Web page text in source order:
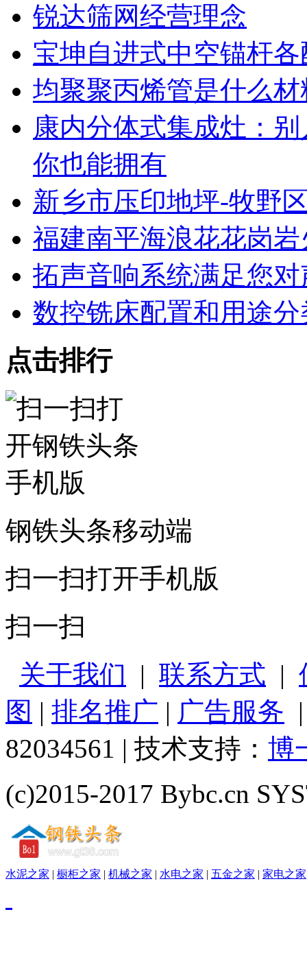
锐达筛网经营理念
宝坤自进式中空锚杆
均聚聚丙烯管是什么材
康内分体式集成灶：
你也能拥有
新乡市压印地坪-牧野
福建南平海浪花花岗
拓声音响系统满足您
数控铣床配置和用途分
点击排行
钢铁头条移动端
扫一扫打开手机版
扫一扫
关于我们 | 联系方式 |
图 | 排名推广 | 广告服务
82034561 | 技术支持： 博
(c)2015-2017 Bybc.cn
水泥之家 | 橱柜之家 | 机械之家 | 水电之家 | 五金之家 | 家电之家